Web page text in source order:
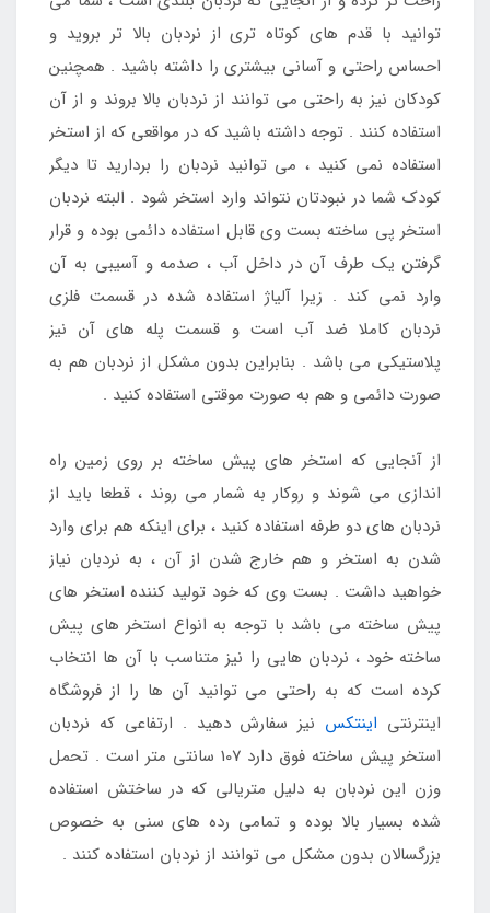
توانید با قدم های کوتاه تری از نردبان بالا تر بروید و
احساس راحتی و آسانی بیشتری را داشته باشید . همچنین
کودکان نیز به راحتی می توانند از نردبان بالا بروند و از آن
استفاده کنند . توجه داشته باشید که در مواقعی که از استخر
استفاده نمی کنید ، می توانید نردبان را بردارید تا دیگر
کودک شما در نبودتان نتواند وارد استخر شود . البته نردبان
استخر پی ساخته بست وی قابل استفاده دائمی بوده و قرار
گرفتن یک طرف آن در داخل آب ، صدمه و آسیبی به آن
وارد نمی کند . زیرا آلیاژ استفاده شده در قسمت فلزی
نردبان کاملا ضد آب است و قسمت پله های آن نیز
پلاستیکی می باشد . بنابراین بدون مشکل از نردبان هم به
صورت دائمی و هم به صورت موقتی استفاده کنید .
از آنجایی که استخر های پیش ساخته بر روی زمین راه
اندازی می شوند و روکار به شمار می روند ، قطعا باید از
نردبان های دو طرفه استفاده کنید ، برای اینکه هم برای وارد
شدن به استخر و هم خارج شدن از آن ، به نردبان نیاز
خواهید داشت . بست وی که خود تولید کننده استخر های
پیش ساخته می باشد با توجه به انواع استخر های پیش
ساخته خود ، نردبان هایی را نیز متناسب با آن ها انتخاب
کرده است که به راحتی می توانید آن ها را از فروشگاه
اینترنتی اینتکس نیز سفارش دهید . ارتفاعی که نردبان
استخر پیش ساخته فوق دارد 107 سانتی متر است . تحمل
وزن این نردبان به دلیل متریالی که در ساختش استفاده
شده بسیار بالا بوده و تمامی رده های سنی به خصوص
بزرگسالان بدون مشکل می توانند از نردبان استفاده کنند .